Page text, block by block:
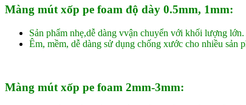
Màng mút xốp pe foam độ dày 0.5mm, 1mm:
Sản phẩm nhẹ,dễ dàng vvận chuyển với khối lượng lớn.
Êm, mềm, dễ dàng sử dụng chống xước cho nhiều
Màng mút xốp pe foam 2mm-3mm: